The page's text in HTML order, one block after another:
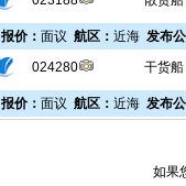
报价： 面议 航区： 近海 发布
024280
干货船
报价： 面议 航区： 近海 发布
如果